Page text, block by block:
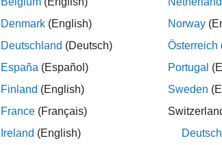
리얼
대한 C 코드 생성
성을 위한 모델을 준비하고 실시간 시뮬레이
1:Simulink Coder 빠른 시작 툴을 사용하여
2:생성된 실행 프로그램 결과 확인
3:프로그램 실행 중 파라미터 조정
Denmark (English)
Deutschland (Deutsch)
España (Español)
Finland (English)
France (Français)
Ireland (English)
Norway
Österreich
Portugal
Sweden
Deutsch